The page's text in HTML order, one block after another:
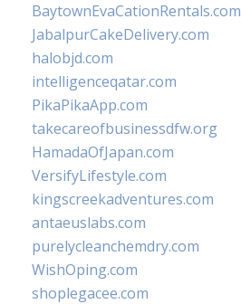
BaytownEvaCationRentals.com
JabalpurCakeDelivery.com
halobjd.com
intelligenceqatar.com
PikaPikaApp.com
takecareofbusinessdfw.org
HamadaOfJapan.com
VersifyLifestyle.com
kingscreekadventures.com
antaeuslabs.com
purelycleanchemdry.com
WishOping.com
shoplegacee.com